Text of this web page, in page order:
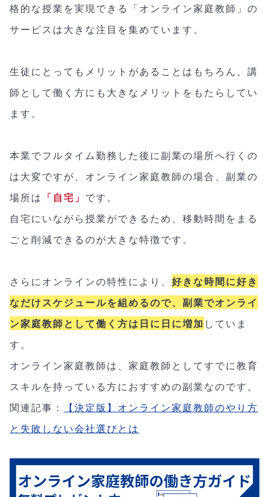
格的な授業を実現できる「オンライン家庭教師」の
サービスは大きな注目を集めています。
生徒にとってもメリットがあることはもちろん、講
師として働く方にも大きなメリットをもたらしてい
ます。
本業でフルタイム勤務した後に副業の場所へ行くの
は大変ですが、オンライン家庭教師の場合、副業の
場所は 「自宅」 です。
自宅にいながら授業ができるため、移動時間をまる
ごと削減できるのが大きな特徴です。
さらにオンラインの特性により、 好きな時間に好き
なだけスケジュールを組めるので、副業でオンライ
ン家庭教師として働く方は日に日に増加 していま
す。
オンライン家庭教師は、家庭教師としてすでに教育
スキルを持っている方におすすめの副業なのです。
関連記事：
【決定版】オンライン家庭教師のやり方
と失敗しない会社選びとは